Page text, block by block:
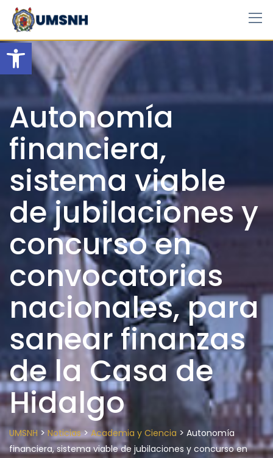
Open toolbar
Skip
content
Autonomía
financiera,
sistema viable
de jubilaciones y
concurso en
convocatorias
nacionales, para
sanear finanzas
de la Casa de
Hidalgo
UMSNH > Noticias>Academia y Ciencia > Autonomía
financiera, sistema viable de jubilaciones y concurso en